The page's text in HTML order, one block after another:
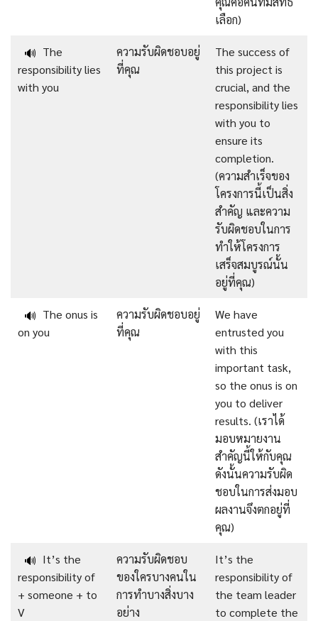
เลือก)
🔊 The
responsibility lies
with you
ความรับผิดชอบอยู่
ที่คุณ
The success of
this project is
crucial, and the
responsibility lies
with you to
ensure its
completion.
(ความสำเร็จของ
โครงการนี้เป็นสิ่ง
สำคัญ และความ
รับผิดชอบในการ
ทำให้โครงการ
เสร็จสมบูรณ์นั้น
อยู่ที่คุณ)
🔊 The onus is
on you
ความรับผิดชอบอยู่
ที่คุณ
We have
entrusted you
with this
important task,
so the onus is on
you to deliver
results. (เราได้
มอบหมายงาน
สำคัญนี้ให้กับคุณ
ดังนั้นความรับผิด
ชอบในการส่งมอบ
ผลงานจึงตกอยู่ที่
คุณ)
🔊 It’s the
responsibility of
+ someone + to
V
ความรับผิดชอบ
ของใครบางคนใน
การทำบางสิ่งบาง
อย่าง
It’s the
responsibility of
the team leader
to complete the